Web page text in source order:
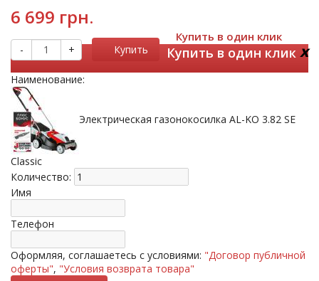
6 699 грн.
- + Купить
Купить в один клик
Купить в один клик x
Наименование:
Электрическая газонокосилка AL-KO 3.82 SE
Classic
Количество:
Имя
Телефон
Оформляя, соглашаетесь с условиями: "Договор публичной
оферты", "Условия возврата товара"